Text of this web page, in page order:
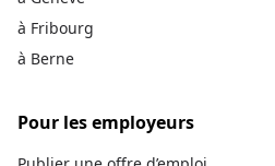
à Fribourg
à Berne
Pour les employeurs